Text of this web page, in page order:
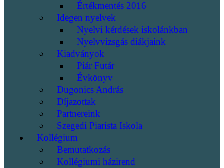
Értékmentés 2016
Idegen nyelvek
Nyelvi kérdések iskolánkban
Nyelvvizsgás diákjaink
Kiadványok
Piár Futár
Évkönyv
Dugonics András
Díjazottak
Partnereink
Szegedi Piarista Iskola
Kollégium
Bemutatkozás
Kollégiumi házirend